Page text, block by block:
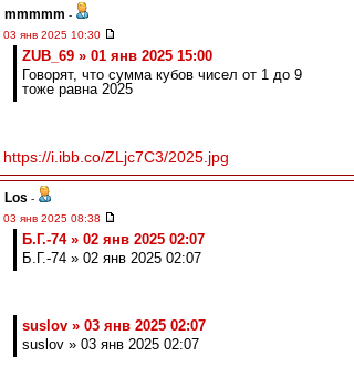
mmmmm -
03 янв 2025 10:30
ZUB_69 » 01 янв 2025 15:00
Говорят, что сумма кубов чисел от 1 до 9
тоже равна 2025
https://i.ibb.co/ZLjc7C3/2025.jpg
Los -
03 янв 2025 08:38
Б.Г.-74 » 02 янв 2025 02:07
Б.Г.-74 » 02 янв 2025 02:07
suslov » 03 янв 2025 02:07
suslov » 03 янв 2025 02:07